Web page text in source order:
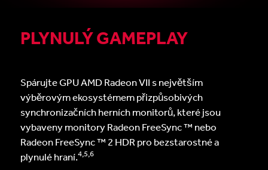
PLYNULÝ GAMEPLAY
Spárujte GPU AMD Radeon VII s největším
výběrovým ekosystémem přizpůsobivých
synchronizačních herních monitorů, které jsou
vybaveny monitory Radeon FreeSync ™ nebo
Radeon FreeSync ™ 2 HDR pro bezstarostné a
plynulé hraní.4,5,6